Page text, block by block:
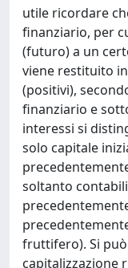
utile ricordare
finanziario, per
(futuro) a un
viene restituito
(positivi),
finanziario e
interessi si
solo capitale
soltanto
fruttifero). Si
capitalizzazione